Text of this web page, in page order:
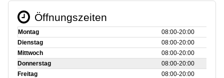
Öffnungszeiten
Montag
08:00‑20:00
Dienstag
08:00‑20:00
Mittwoch
08:00‑20:00
Donnerstag
08:00‑20:00
Freitag
08:00‑20:00